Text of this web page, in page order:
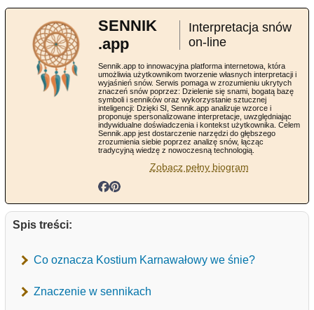
SENNIK
.app
Interpretacja snów
on-line
Sennik.app to innowacyjna platforma internetowa, która
umożliwia użytkownikom tworzenie własnych interpretacji i
wyjaśnień snów. Serwis pomaga w zrozumieniu ukrytych
znaczeń snów poprzez: Dzielenie się snami, bogatą bazę
symboli i senników oraz wykorzystanie sztucznej
inteligencji: Dzięki SI, Sennik.app analizuje wzorce i
proponuje spersonalizowane interpretacje, uwzględniając
indywidualne doświadczenia i kontekst użytkownika. Celem
Sennik.app jest dostarczenie narzędzi do głębszego
zrozumienia siebie poprzez analizę snów, łącząc
tradycyjną wiedzę z nowoczesną technologią.
Zobacz pełny biogram
Spis treści:
Co oznacza Kostium Karnawałowy we śnie?
Znaczenie w sennikach